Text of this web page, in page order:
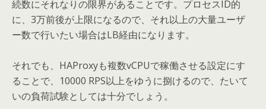
続数にそれなりの限界があることです。プロセスID的
に、3万前後が上限になるので、それ以上の大量ユーザ
ー数で行いたい場合はLB経由になります。
それでも、HAProxyも複数vCPUで稼働させる設定にす
ることで、10000 RPS以上をゆうに捌けるので、たいて
いの負荷試験としては十分でしょう。